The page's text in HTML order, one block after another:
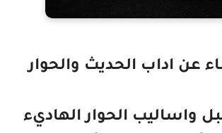
عن اداب الحديث والحوار
واساليب الحوار الهاديء